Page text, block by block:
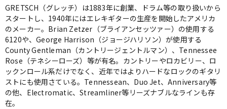
エレキギター アコギ/エレアコ
ベース ウクレレ
GRETSCH（グレッチ）は1883年に創業、ドラム等の取り扱いから
スタートし、1940年にはエレキギターの生産を開始したアメリカ
のメーカー。Brian Zetzer（ブライアンセッツァー）の使用する
6120や、George Harrison（ジョージハリソン）が使用する
County Gentleman（カントリージェントルマン）、Tennessee
Rose（テネシーローズ）等が有名。カントリーやロカビリー、ロ
ックンロール系だけでなく、近年ではよりハードなロックのギタリ
ストにも使用さている。Tennessean、Duo Jet、Anniversary等
の他、Electromatic、Streamliner等リーズナブルなラインも存
在。